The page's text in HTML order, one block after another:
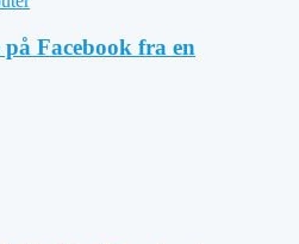
Facebook fra en